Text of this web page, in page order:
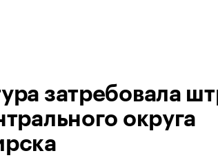
затребовала
округа